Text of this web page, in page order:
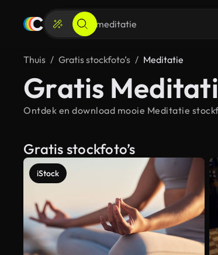
Thuis Gratis stockfoto’s Meditatie
Gratis
Ontdek en download mooie Meditatie
Gratis stockfoto’s
iStock